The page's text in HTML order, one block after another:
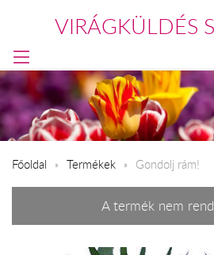
VIRÁGKÜLDÉS
Főoldal Termékek Gondolj rám!
A termék nem